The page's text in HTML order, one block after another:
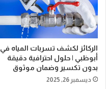
الركائز لكشف تسربات المياه في
أبوظبي | حلول احترافية دقيقة
بدون تكسير وضمان موثوق
ديسمبر 26, 2025